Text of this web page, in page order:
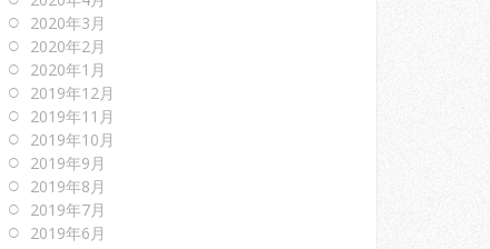
2020年3月
2020年2月
2020年1月
2019年12月
2019年11月
2019年10月
2019年9月
2019年8月
2019年7月
2019年6月